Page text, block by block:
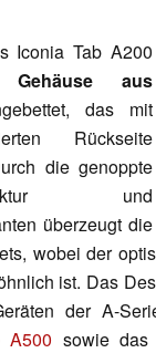
Iconia Tab A200
Gehäuse aus
das mit
Rückseite
die genoppte
und
überzeugt die
wobei der
ist. Das
der A-
A500 sowie das